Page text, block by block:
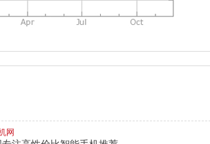
网